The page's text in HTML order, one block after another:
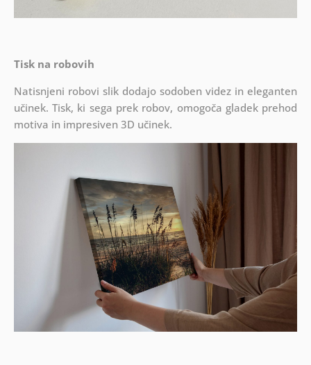
Tisk na robovih
Natisnjeni robovi slik dodajo sodoben videz in eleganten
učinek. Tisk, ki sega prek robov, omogoča gladek prehod
motiva in impresiven 3D učinek.